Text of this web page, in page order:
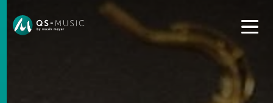
Wechseln Sie zu einer besser passenden Version dieser
Seite, um den Inhalt für Ihren Standort anzuzeigen.